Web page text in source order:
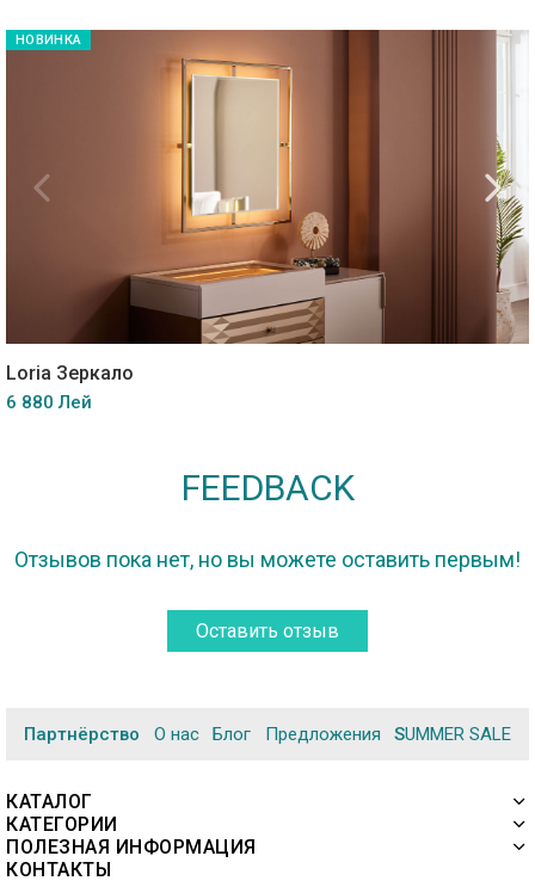
НОВИНКА
Loria Зеркало
6 880 Лей
FEEDBACK
Отзывов пока нет, но вы можете оставить первым!
Оставить отзыв
Партнёрство О нас Блог Предложения SUMMER SALE
КАТАЛОГ
КАТЕГОРИИ
ПОЛЕЗНАЯ ИНФОРМАЦИЯ
КОНТАКТЫ